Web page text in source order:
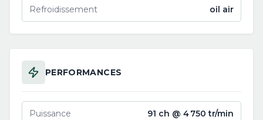
Refroidissement oil air
PERFORMANCES
Puissance 91 ch @ 4 750 tr/min